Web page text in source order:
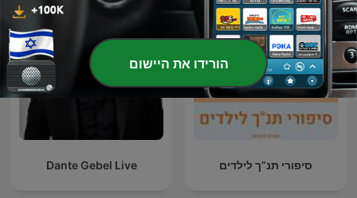
סיפורי תנ”ך לילדים Dante Gebel Live
הורידו את היישום